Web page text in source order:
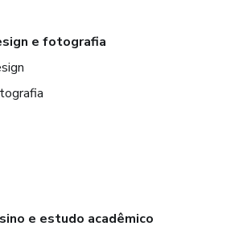
e fotografia
e estudo acadêmico